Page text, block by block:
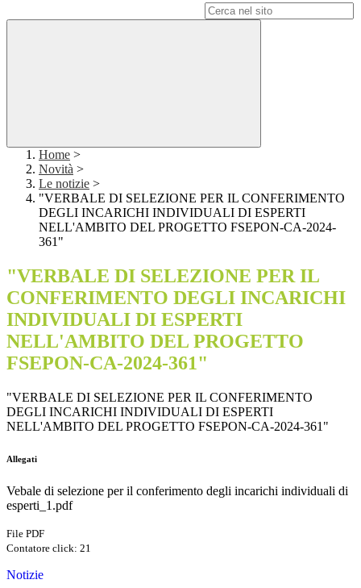
Home >
Novità >
Le notizie >
"VERBALE DI SELEZIONE PER IL CONFERIMENTO
DEGLI INCARICHI INDIVIDUALI DI ESPERTI
NELL'AMBITO DEL PROGETTO FSEPON-CA-2024-
361"
"VERBALE DI SELEZIONE PER IL
CONFERIMENTO DEGLI INCARICHI
INDIVIDUALI DI ESPERTI
NELL'AMBITO DEL PROGETTO
FSEPON-CA-2024-361"
"VERBALE DI SELEZIONE PER IL CONFERIMENTO
DEGLI INCARICHI INDIVIDUALI DI ESPERTI
NELL'AMBITO DEL PROGETTO FSEPON-CA-2024-361"
Allegati
Vebale di selezione per il conferimento degli incarichi individuali di
esperti_1.pdf
File PDF
Contatore click: 21
Notizie